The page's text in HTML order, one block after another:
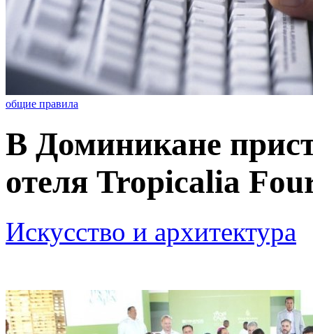
общие правила
В Доминикане
отеля Tropicalia
Искусство и архитектура